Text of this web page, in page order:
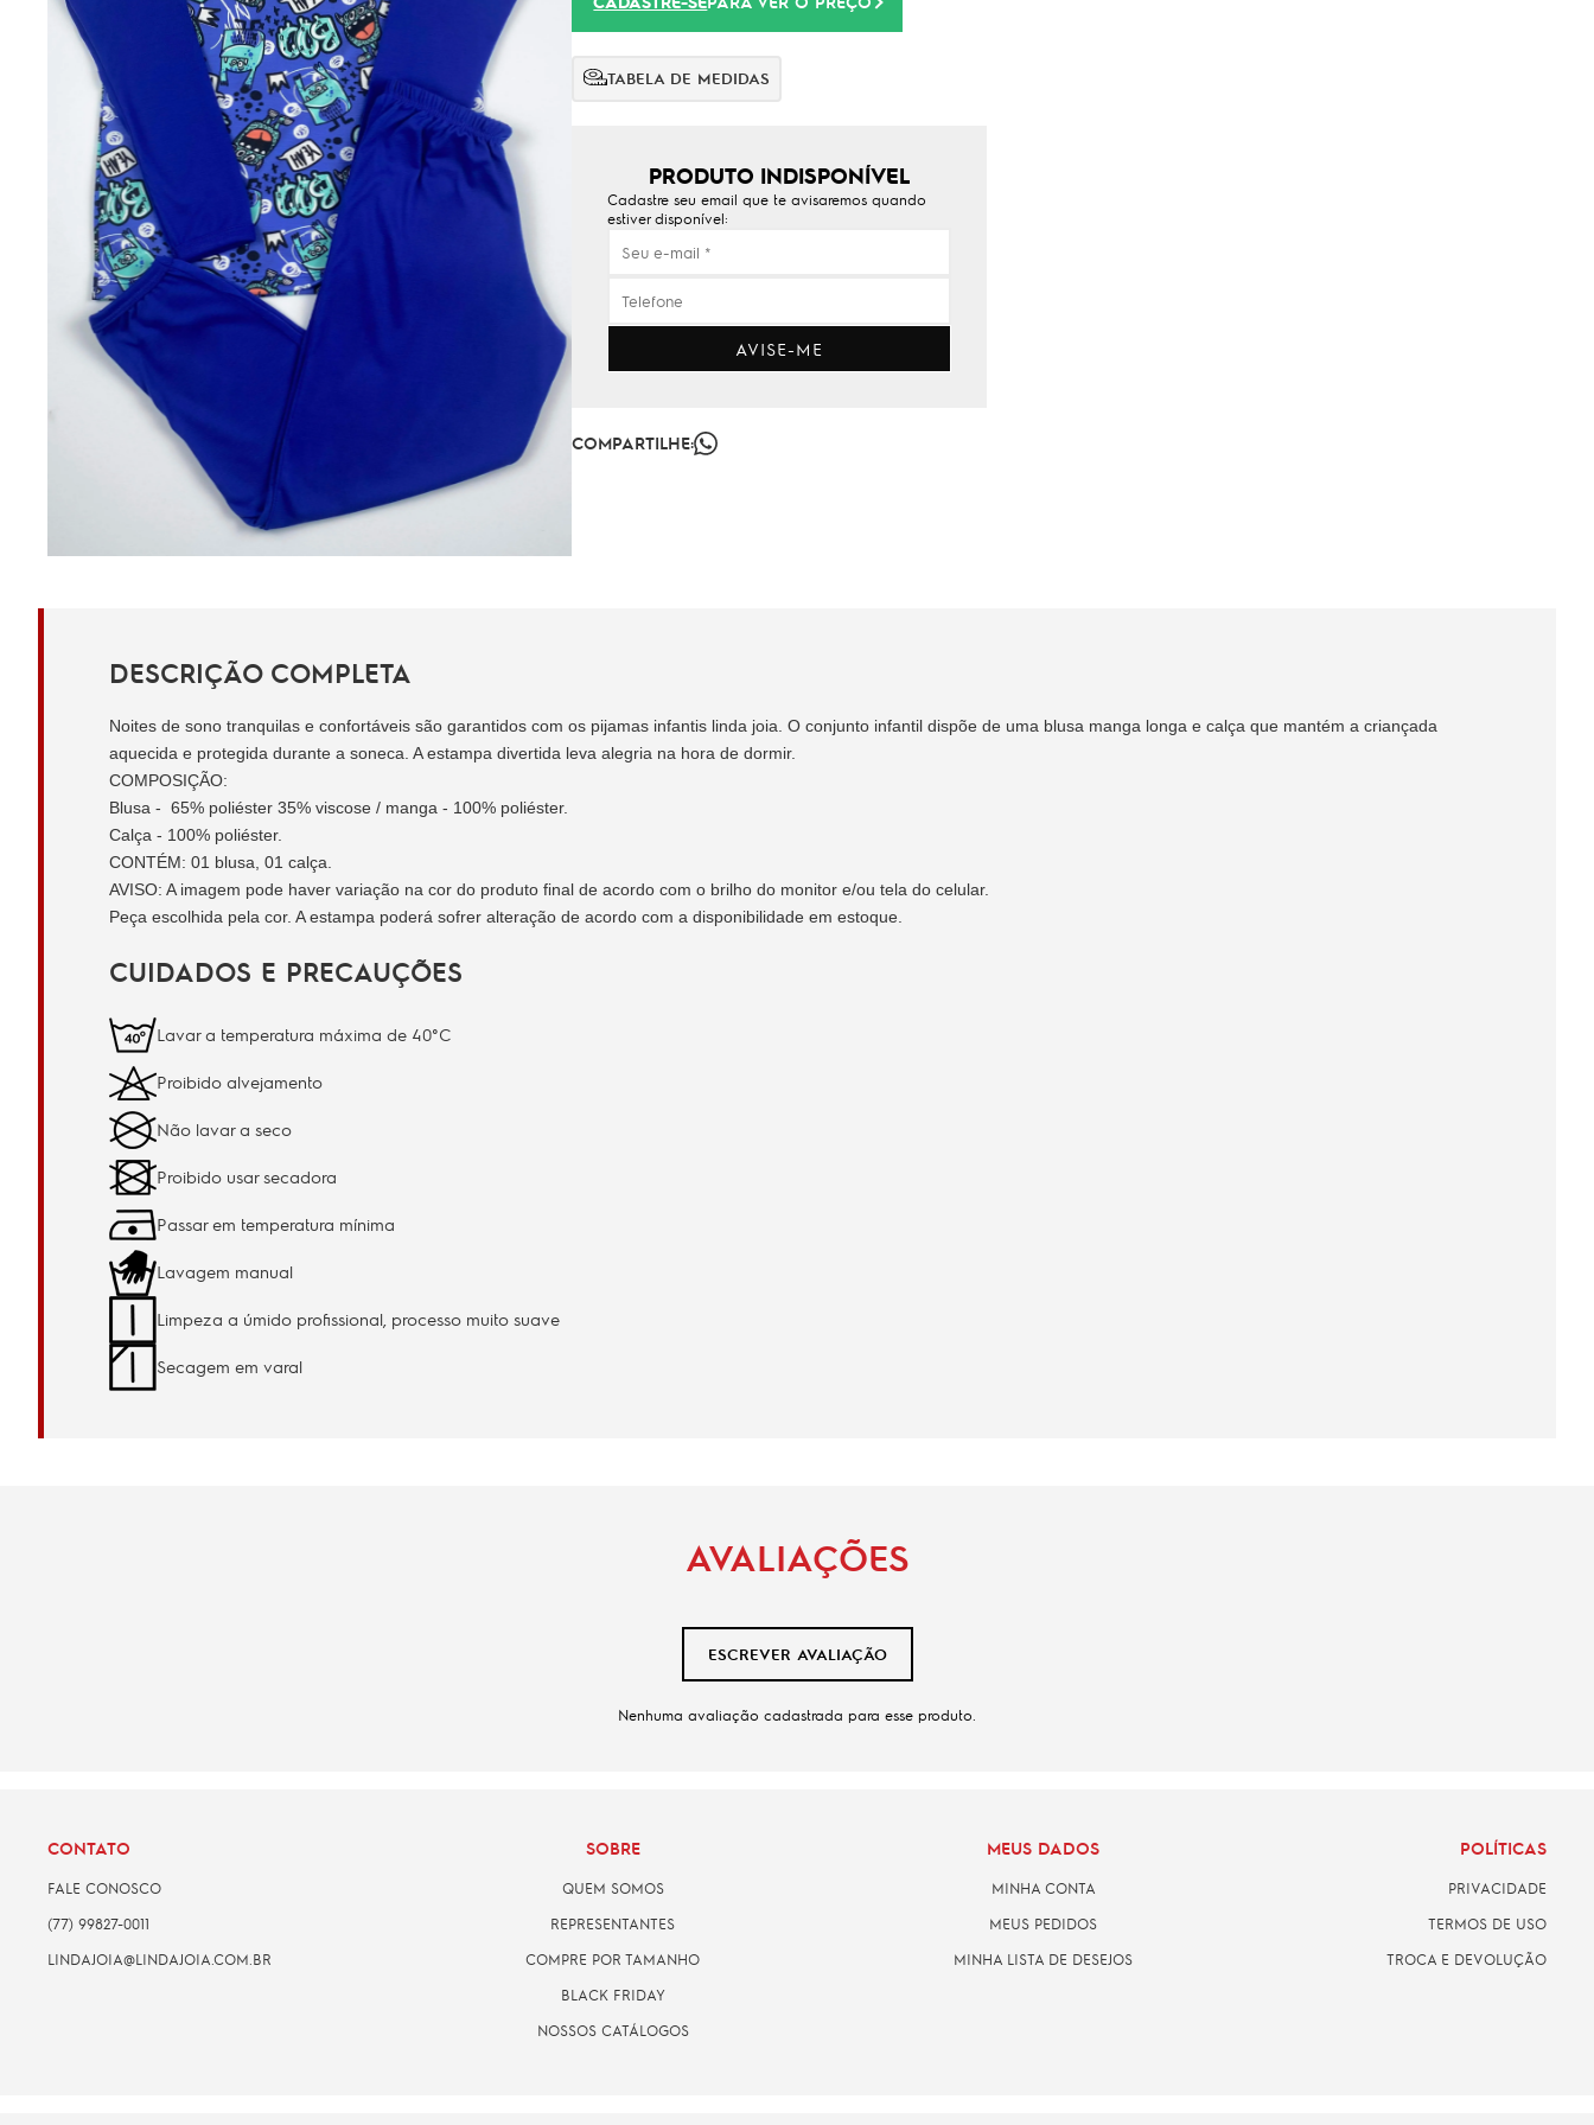
TABELA DE MEDIDAS
PRODUTO INDISPONÍVEL
Cadastre seu email que te avisaremos quando
estiver disponível:
AVISE-ME
COMPARTILHE:
DESCRIÇÃO COMPLETA
Noites de sono tranquilas e confortáveis são garantidos com os pijamas infantis linda joia. O conjunto infantil dispõe de uma blusa manga longa e calça que mantém a criançada
aquecida e protegida durante a soneca. A estampa divertida leva alegria na hora de dormir.
COMPOSIÇÃO:
Blusa - 65% poliéster 35% viscose / manga - 100% poliéster.
Calça - 100% poliéster.
CONTÉM: 01 blusa, 01 calça.
AVISO: A imagem pode haver variação na cor do produto final de acordo com o brilho do monitor e/ou tela do celular.
Peça escolhida pela cor. A estampa poderá sofrer alteração de acordo com a disponibilidade em estoque.
CUIDADOS E PRECAUÇÕES
Lavar a temperatura máxima de 40°C
Proibido alvejamento
Não lavar a seco
Proibido usar secadora
Passar em temperatura mínima
Lavagem manual
Limpeza a úmido profissional, processo muito suave
Secagem em varal
AVALIAÇÕES
ESCREVER AVALIAÇÃO
Nenhuma avaliação cadastrada para esse produto.
CONTATO
FALE CONOSCO
(77) 99827-0011
LINDAJOIA@LINDAJOIA.COM.BR
SOBRE
QUEM SOMOS
REPRESENTANTES
COMPRE POR TAMANHO
BLACK FRIDAY
NOSSOS CATÁLOGOS
MEUS DADOS
MINHA CONTA
MEUS PEDIDOS
MINHA LISTA DE DESEJOS
POLÍTICAS
PRIVACIDADE
TERMOS DE USO
TROCA E DEVOLUÇÃO